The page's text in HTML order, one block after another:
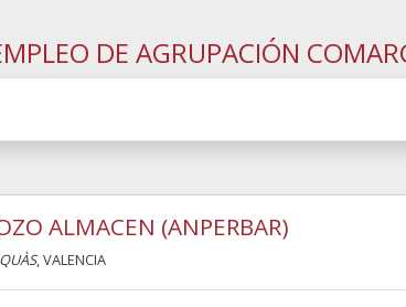
DE AGRUPACIÓN
ALMACEN (ANPERBAR)
, VALENCIA